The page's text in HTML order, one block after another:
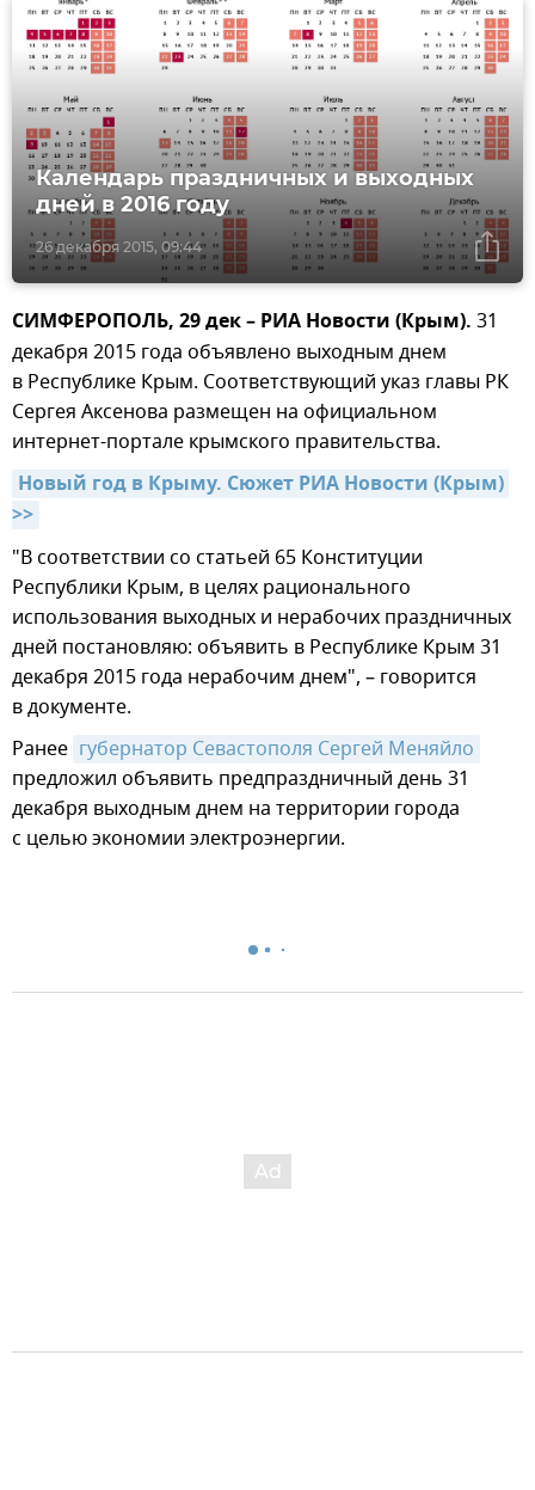
26 декабря 2015, 09:44
Календарь праздничных и выходных
дней в 2016 году
СИМФЕРОПОЛЬ, 29 дек – РИА Новости (Крым). 31
декабря 2015 года объявлено выходным днем
в Республике Крым. Соответствующий указ главы РК
Сергея Аксенова размещен на официальном
интернет-портале крымского правительства.
Новый год в Крыму. Сюжет РИА Новости (Крым)
>>
"В соответствии со статьей 65 Конституции
Республики Крым, в целях рационального
использования выходных и нерабочих праздничных
дней постановляю: объявить в Республике Крым 31
декабря 2015 года нерабочим днем", – говорится
в документе.
Ранее губернатор Севастополя Сергей Меняйло
предложил объявить предпраздничный день 31
декабря выходным днем на территории города
с целью экономии электроэнергии.